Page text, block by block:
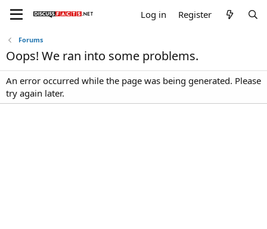
Log in Register
Forums
Oops! We ran into some problems.
An error occurred while the page was being generated. Please
try again later.